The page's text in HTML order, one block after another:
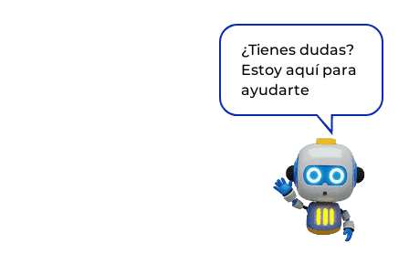
¿Tienes dudas?
Estoy aquí para
ayudarte